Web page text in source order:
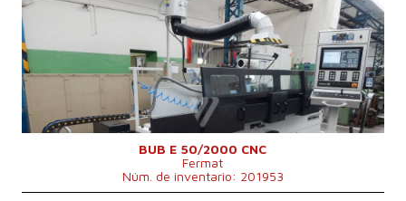
BUB E 50/2000 CNC
Fermat
Núm. de inventario: 201953